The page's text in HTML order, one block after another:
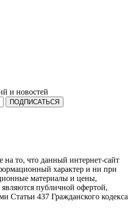
и новостей
ПОДПИСАТЬСЯ
то, что данный интернет-сайт
характер и ни при
материалы и цены,
публичной офертой,
Статьи 437 Гражданского кодекса